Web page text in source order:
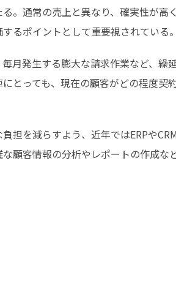
。通常の売上と異なり、確実性が
るポイントとして重要視されている。
月発生する膨大な請求作業など、繰
とっても、現在の顧客がどの程度
担を減らすよう、近年ではERPや
な顧客情報の分析やレポートの作成